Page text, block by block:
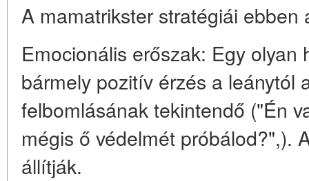
A mamatrikster stratégiái ebben
Emocionális erőszak: Egy
bármely pozitív érzés a leánytól
felbomlásának tekintendő ("Én
mégis ő védelmét próbálod?",).
állítják.